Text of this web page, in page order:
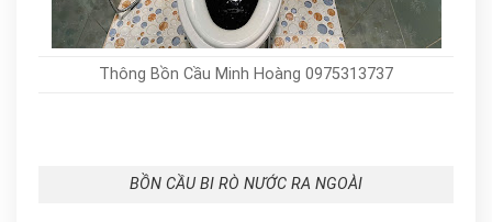
Thông Bồn Cầu Minh Hoàng 0975313737
BỒN CẦU BI RÒ NƯỚC RA NGOÀI